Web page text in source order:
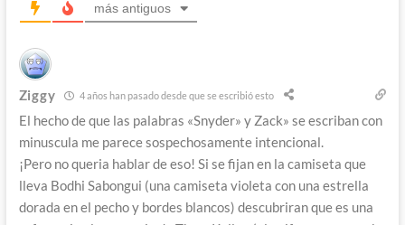
más antiguos
Ziggy 4 años han pasado desde que se escribió esto
El hecho de que las palabras «Snyder» y Zack» se escriban con
minuscula me parece sospechosamente intencional.
¡Pero no queria hablar de eso! Si se fijan en la camiseta que
lleva Bodhi Sabongui (una camiseta violeta con una estrella
dorada en el pecho y bordes blancos) descubriran que es una